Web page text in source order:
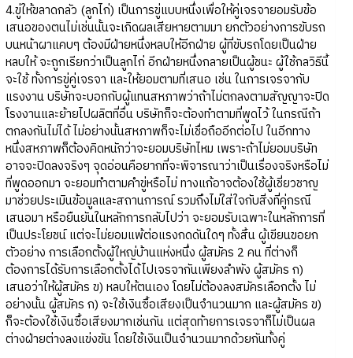
4.ขู่ให้ขลาดกลัว (ลูกไก่) เป็นการขู่แบบหนึ่งเพื่อให้คู่เจรจายอมรับข้อ
เสนอของตนไม่เช่นนั้นจะเกิดผลเสียหายตามมา ยกตัวอย่างการขับรถ
บนหน้าผาแคบๆ ต้องมีฝ่ายหนึ่งหลบให้อีกฝ่าย ผู้ที่ขับรถโดยเป็นฝ่าย
หลบให้ จะถูกเรียกว่าเป็นลูกไก่ อีกฝ่ายหนึ่งกลายเป็นผู้ชนะ ผู้ใช้กลวิธีนี้
จะใช้ ทั้งการขู่คู่เจรจา และให้ยอมตามที่เสนอ เช่น ในการเจรจากับ
แรงงาน บริษัทจะบอกกับผู้แทนสหภาพว่าถ้าไม่ตกลงตามสัญญาจะปิด
โรงงานและย้ายไปผลิตที่อื่น บริษัทก็จะต้องทำตามที่พูดไว้ ในกรณีถ้า
ตกลงกันไม่ได้ ไม่อย่างนั้นสหภาพก็จะไม่เชื่อถืออีกต่อไป ในอีกทาง
หนึ่งสหภาพก็ต้องคิดหนักว่าจะยอมบริษัทไหม เพราะถ้าไม่ยอมบริษัท
อาจจะปิดลงจริงๆ จุดอ่อนคือยากที่จะพิจารณาว่าเป็นเรื่องจริงหรือไม่
ที่พูดออกมา จะยอมทำตามคำขู่หรือไม่ ทางแก้อาจต้องใช้ผู้เชี่ยวชาญ
มาช่วยประเมินข้อมูลและสถานการณ์ รวมถึงไม่ใส่ใจกับสิ่งที่คู่กรณี
เสนอมา หรือยืนยันในหลักการกลับไปว่า จะยอมรับเฉพาะในหลักการที่
เป็นประโยชน์ แต่จะไม่ยอมแพ้ต่อแรงกดดันใดๆ ทั้งสิ้น ผู้เขียนขอยก
ตัวอย่าง การเลือกตั้งผู้ใหญ่บ้านแห่งหนึ่ง ผู้สมัคร 2 คน ที่ต่างก็
ต้องการได้รับการเลือกตั้งได้ไปเจรจากันเพียงลำพัง ผู้สมัคร ก)
เสนอว่าให้ผู้สมัคร ข) หลบให้ตนเอง โดยไม่ต้องลงสมัครเลือกตั้ง ไม่
อย่างนั้น ผู้สมัคร ก) จะใช้เงินซื้อเสียงเป็นจำนวนมาก และผู้สมัคร ข)
ก็จะต้องใช้เงินซื้อเสียงมากเช่นกัน แต่สุดท้ายการเจรจาก็ไม่เป็นผล
ต่างฝ่ายต่างลงแข่งขัน โดยใช้เงินเป็นจำนวนมากด้วยกันทั้งคู่